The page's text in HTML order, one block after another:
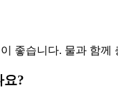
좋습니다. 물과 함께
요?